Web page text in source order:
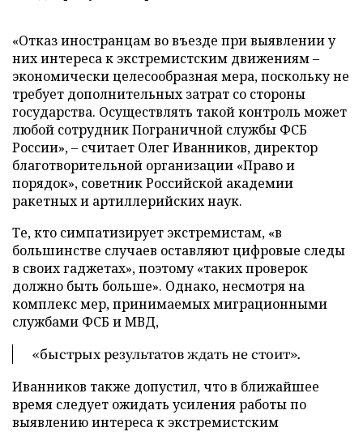
«Отказ иностранцам во въезде при выявлении у
них интереса к экстремистским движениям –
экономически целесообразная мера, поскольку не
требует дополнительных затрат со стороны
государства. Осуществлять такой контроль может
любой сотрудник Пограничной службы ФСБ
России», – считает Олег Иванников, директор
благотворительной организации «Право и
порядок», советник Российской академии
ракетных и артиллерийских наук.
Те, кто симпатизирует экстремистам, «в
большинстве случаев оставляют цифровые следы
в своих гаджетах», поэтому «таких проверок
должно быть больше». Однако, несмотря на
комплекс мер, принимаемых миграционными
службами ФСБ и МВД,
«быстрых результатов ждать не стоит».
Иванников также допустил, что в ближайшее
время следует ожидать усиления работы по
выявлению интереса к экстремистским